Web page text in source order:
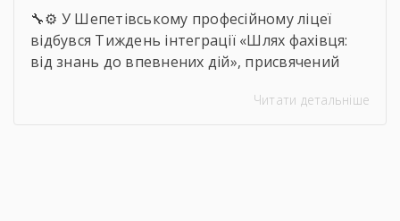
🔧⚙️ У Шепетівському професійному ліцеї
відбувся Тиждень інтеграції «Шлях фахівця:
від знань до впевнених дій», присвячений
тижня здобувачі освіти брали участь вЧитати детальніше